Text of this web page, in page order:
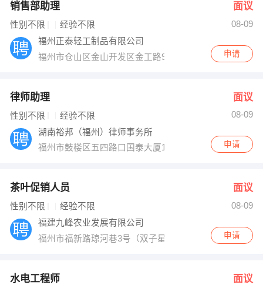
销售部助理 面议
性别不限 经验不限
08-09
福州正泰轻工制品有限公司
福州市仓山区金山开发区金工路9号
申请
律师助理 面议
性别不限 经验不限
08-09
湖南裕邦（福州）律师事务所
福州市鼓楼区五四路口国泰大厦12楼
申请
茶叶促销人员 面议
性别不限 经验不限
08-09
福建九峰农业发展有限公司
福州市福新路琼河巷3号（双子星大厦斜对面）九峰大楼
申请
水电工程师 面议